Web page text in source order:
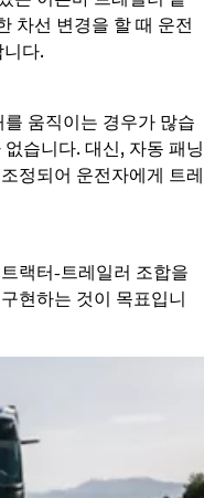
차선 변경을 할 때 운전
다.
움직이는 경우가 많습
습니다. 대신, 자동 패닝
정되어 운전자에게 트레
랙터-트레일러 조합을
현하는 것이 목표입니